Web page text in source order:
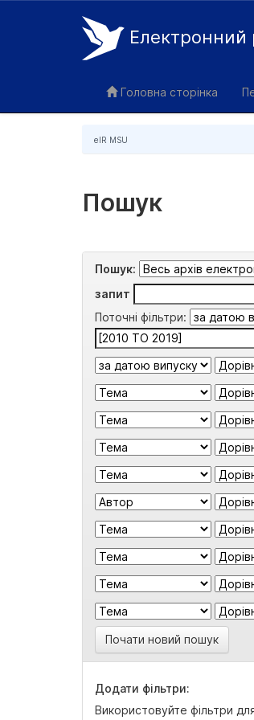
Електронний
Головна сторінка
eIR MSU
Пошук
Пошук:
запит
Поточні фільтри:
Почати новий пошук
Додати фільтри:
Використовуйте фільтри